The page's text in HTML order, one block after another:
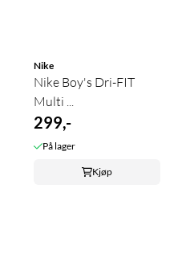
Nike
Nike Boy's Dri-FIT
Multi ...
299,-
På lager
Kjøp